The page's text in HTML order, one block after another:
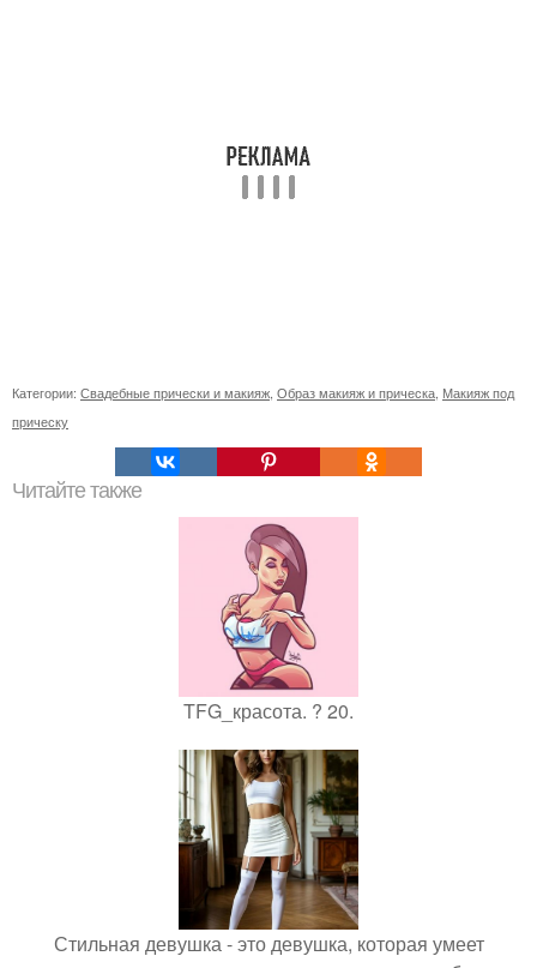
Категории: Свадебные прически и макияж Образ макияж и прическа Макияж под
прическу
Читайте также
TFG_красота. ? 20.
Стильная девушка - это девушка, которая умеет